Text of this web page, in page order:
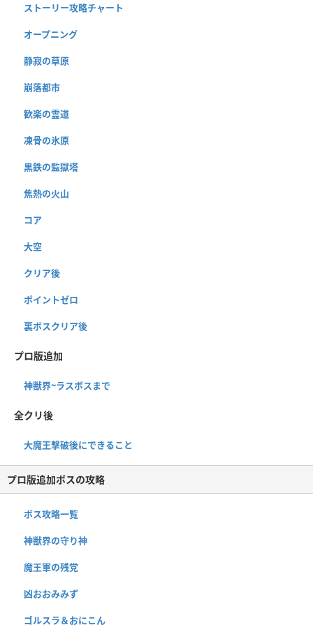
ストーリー攻略チャート
オープニング
静寂の草原
崩落都市
歓楽の霊道
凍骨の氷原
黒鉄の監獄塔
焦熱の火山
コア
大空
クリア後
ポイントゼロ
裏ボスクリア後
プロ版追加
神獣界~ラスボスまで
全クリ後
大魔王撃破後にできること
プロ版追加ボスの攻略
ボス攻略一覧
神獣界の守り神
魔王軍の残党
凶おおみみず
ゴルスラ＆おにこん